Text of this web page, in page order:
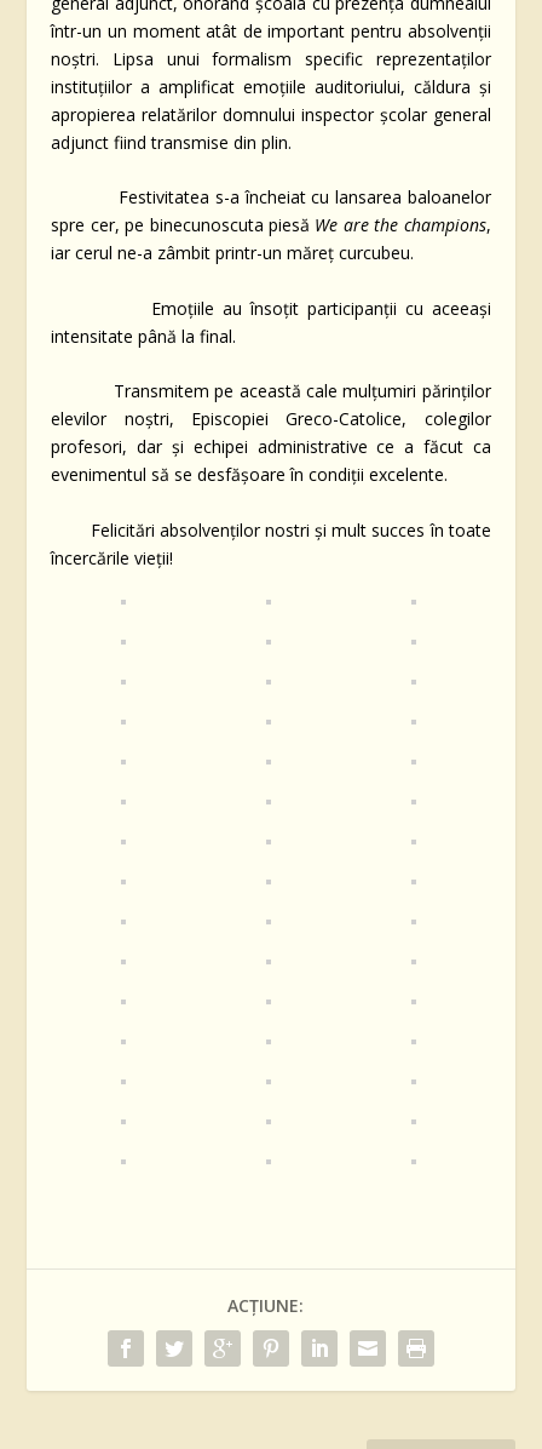
într-un un moment atât de important pentru absolvenții
noștri. Lipsa unui formalism specific reprezentaților
instituțiilor a amplificat emoțiile auditoriului, căldura și
apropierea relatărilor domnului inspector școlar general
adjunct fiind transmise din plin.
Festivitatea s-a încheiat cu lansarea baloanelor
spre cer, pe binecunoscuta piesă We are the champions,
iar cerul ne-a zâmbit printr-un măreț curcubeu.
Emoțiile au însoțit participanții cu aceeași
intensitate până la final.
Transmitem pe această cale mulțumiri părinților
elevilor noștri, Episcopiei Greco-Catolice, colegilor
profesori, dar și echipei administrative ce a făcut ca
evenimentul să se desfășoare în condiții excelente.
Felicitări absolvenților nostri și mult succes în toate
încercările vieții!
ACȚIUNE: